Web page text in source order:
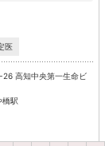
医
高知中央第一生命ビ
橋駅